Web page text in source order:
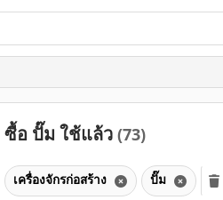
ซื้อ ปั๊ม ใช้แล้ว (73)
เครื่องจักรก่อสร้าง ปั๊ม